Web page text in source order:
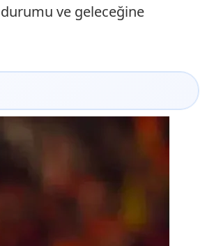
durumu ve geleceğine